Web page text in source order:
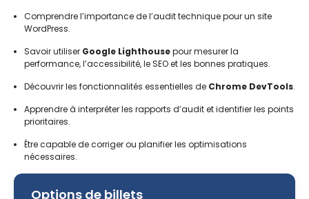
Comprendre l’importance de l’audit technique pour un site
WordPress.
Savoir utiliser Google Lighthousepour mesurer la
performance, l’accessibilité, le SEO et les bonnes pratiques.
Découvrir les fonctionnalités essentielles de Chrome DevTools.
Apprendre à interpréter les rapports d’audit et identifier les points
prioritaires.
Être capable de corriger ou planifier les optimisations
nécessaires.
Options de billets